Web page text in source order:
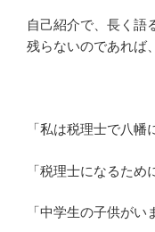
自己紹介で、長く語
残らないのであれば
「私は税理士で八幡
「税理士になるため
「中学生の子供がい